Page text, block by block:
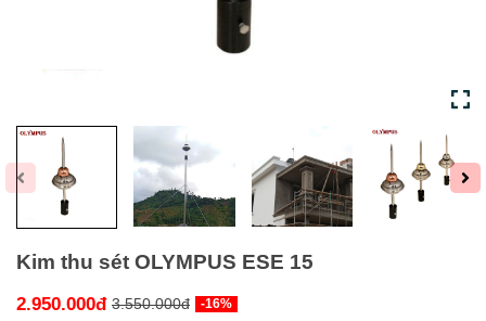
Kim thu sét OLYMPUS ESE 15
2.950.000đ 3.550.000đ -16%